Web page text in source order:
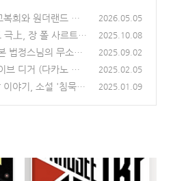
희와 원더랜드 줄
펜에서 시작된 변화
2026.05.05
上, 장 폴 사르트르
2025.10.08
법정스님의 무소유 2025.09.02
브 디거 (다카노 가
2025.02.05
이야기, 소설 '침묵주
2025.01.09